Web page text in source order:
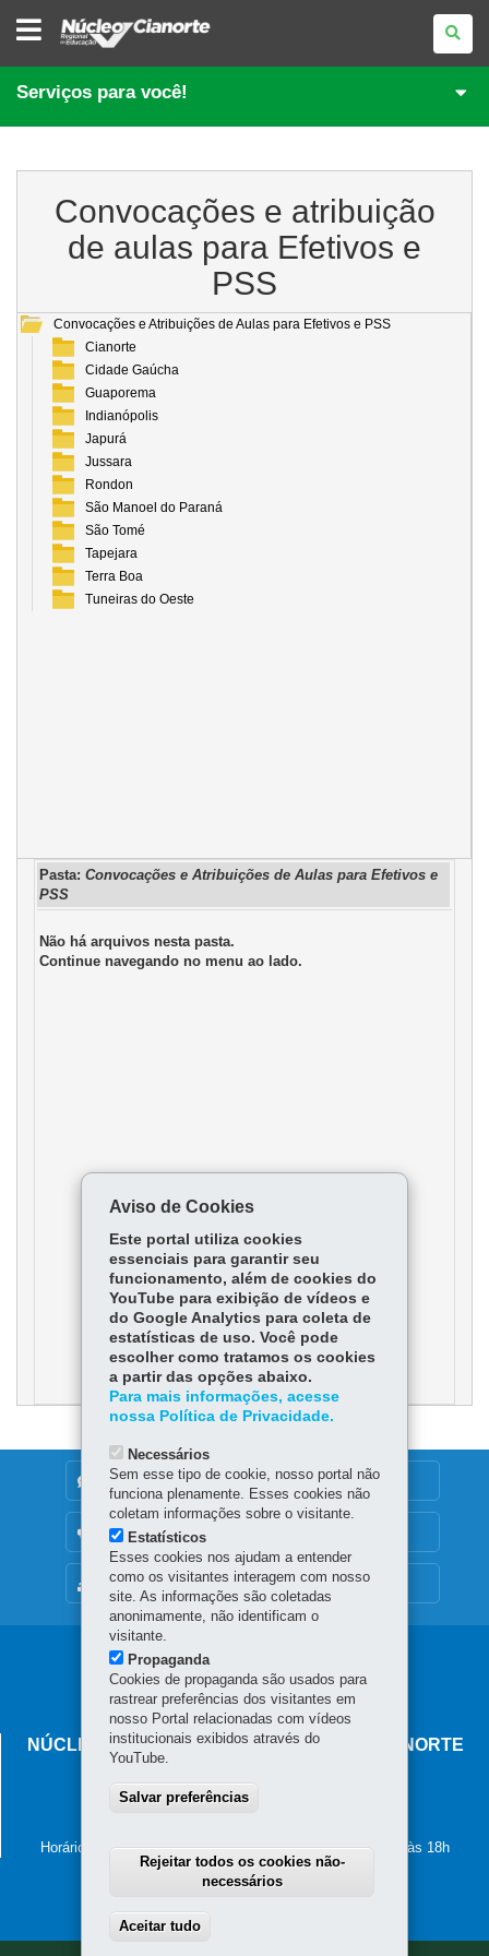
NÚCLEO
REGIONAL
EDUCAÇÃO
DE
CIANORTE
Serviços para você!
Convocações e atribuição
de aulas para Efetivos e
PSS
Convocações e Atribuições de Aulas para Efetivos e PSS
Cianorte
Cidade Gaúcha
Guaporema
Indianópolis
Japurá
Jussara
Rondon
São Manoel do Paraná
São Tomé
Tapejara
Terra Boa
Tuneiras do Oeste
Pasta: Convocações e Atribuições de Aulas para Efetivos e
PSS
Não há arquivos nesta pasta.
Continue navegando no menu ao lado.
MAPA DO SITE
DENUNCIE CORRUPÇÃO
OUVIDORIA
Navegação
principal
NÚCLEO REGIONAL DE EDUCAÇÃO DE CIANORTE
87.201-100-Cianorte
Horário de atendimento: de segunda a sexta-feira, das 8h às 18h
Aviso de Cookies
Este portal utiliza cookies
essenciais para garantir seu
funcionamento, além de cookies do
YouTube para exibição de vídeos e
do Google Analytics para coleta de
estatísticas de uso. Você pode
escolher como tratamos os cookies
a partir das opções abaixo.
Para mais informações, acesse
nossa Política de Privacidade.
Necessários
Sem esse tipo de cookie, nosso portal não
funciona plenamente. Esses cookies não
coletam informações sobre o visitante.
Estatísticos
Esses cookies nos ajudam a entender
como os visitantes interagem com nosso
site. As informações são coletadas
anonimamente, não identificam o
visitante.
Propaganda
Cookies de propaganda são usados para
rastrear preferências dos visitantes em
nosso Portal relacionadas com vídeos
institucionais exibidos através do
YouTube.
Salvar preferências
Rejeitar todos os cookies não-
necessários
Aceitar tudo